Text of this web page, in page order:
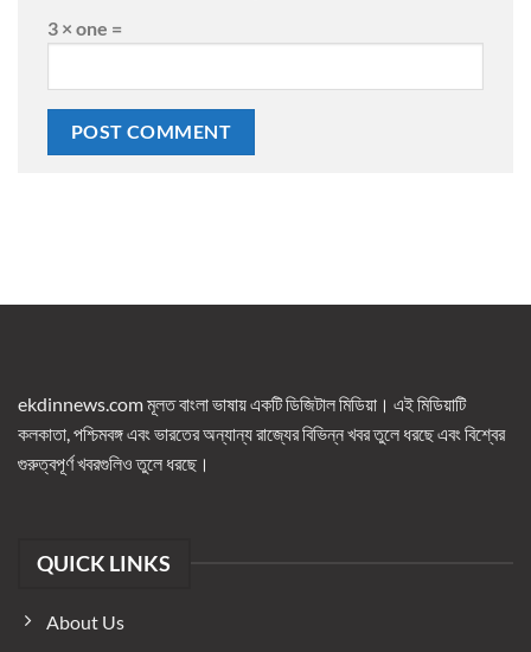
3 × one =
ekdinnews.com মূলত বাংলা ভাষায় একটি ডিজিটাল মিডিয়া। এই মিডিয়াটি
কলকাতা, পশ্চিমবঙ্গ এবং ভারতের অন্যান্য রাজ্যের বিভিন্ন খবর তুলে ধরছে এবং বিশ্বের
গুরুত্বপূর্ণ খবরগুলিও তুলে ধরছে।
QUICK LINKS
About Us